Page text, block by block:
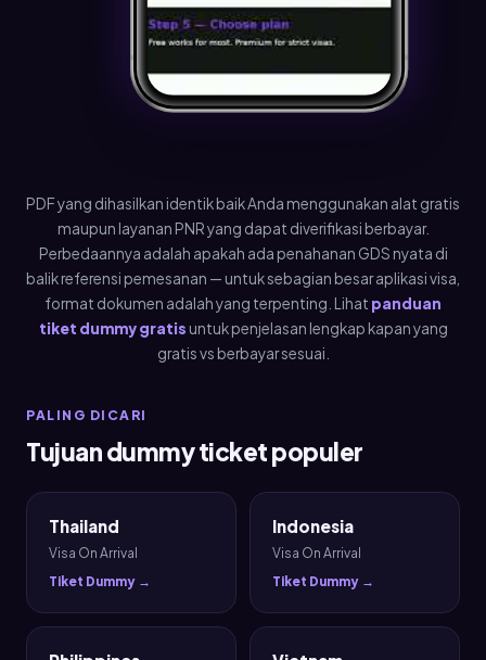
PDF yang dihasilkan identik baik Anda menggunakan alat gratis
maupun layanan PNR yang dapat diverifikasi berbayar.
Perbedaannya adalah apakah ada penahanan GDS nyata di
balik referensi pemesanan — untuk sebagian besar aplikasi visa,
format dokumen adalah yang terpenting. Lihat panduan
tiket dummy gratis untuk penjelasan lengkap kapan yang
gratis vs berbayar sesuai.
PALING DICARI
Tujuan dummy ticket populer
Thailand
Visa On Arrival
Tiket Dummy →
Indonesia
Visa On Arrival
Tiket Dummy →